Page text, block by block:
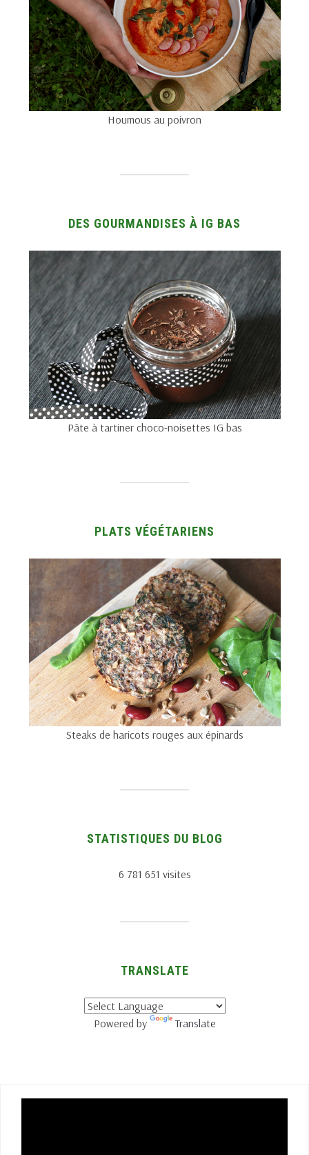
Houmous au poivron
DES GOURMANDISES À IG BAS
Pâte à tartiner choco-noisettes IG bas
PLATS VÉGÉTARIENS
Steaks de haricots rouges aux épinards
STATISTIQUES DU BLOG
6 781 651 visites
TRANSLATE
Powered by Translate